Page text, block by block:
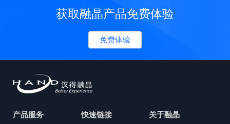
获取融晶产品免费体验
免费体验
产品服务 快速链接 关于融晶